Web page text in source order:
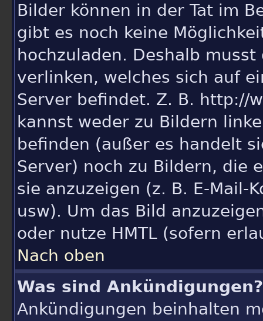
Bilder können in der Tat im
gibt es noch keine
hochzuladen. Deshalb
verlinken, welches sich auf
Server befindet. Z. B. http://
kannst weder zu Bildern
befinden (außer es handelt
Server) noch zu Bildern, die
sie anzuzeigen (z. B. E-Mail-
usw). Um das Bild
oder nutze HMTL (sofern
Nach oben
Was sind Ankündigungen?
Ankündigungen beinhalten